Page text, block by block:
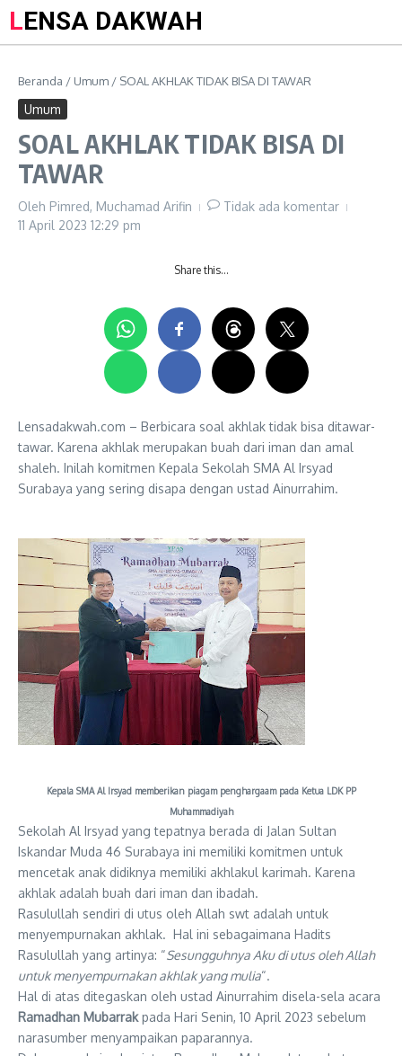
LENSA DAKWAH
Beranda / Umum / SOAL AKHLAK TIDAK BISA DI TAWAR
Umum
SOAL AKHLAK TIDAK BISA DI
TAWAR
Oleh Pimred, Muchamad Arifin
Tidak ada komentar
11 April 2023 12:29 pm
Share this…
Lensadakwah.com – Berbicara soal akhlak tidak bisa ditawar-
tawar. Karena akhlak merupakan buah dari iman dan amal
shaleh. Inilah komitmen Kepala Sekolah SMA Al Irsyad
Surabaya yang sering disapa dengan ustad Ainurrahim.
Kepala SMA Al Irsyad memberikan piagam penghargaam pada Ketua LDK PP
Muhammadiyah
Sekolah Al Irsyad yang tepatnya berada di Jalan Sultan
Iskandar Muda 46 Surabaya ini memiliki komitmen untuk
mencetak anak didiknya memiliki akhlakul karimah. Karena
akhlak adalah buah dari iman dan ibadah.
Rasulullah sendiri di utus oleh Allah swt adalah untuk
menyempurnakan akhlak. Hal ini sebagaimana Hadits
Rasulullah yang artinya: “Sesungguhnya Aku di utus oleh Allah
untuk menyempurnakan akhlak yang mulia“.
Hal di atas ditegaskan oleh ustad Ainurrahim disela-sela acara
Ramadhan Mubarrakpada Hari Senin, 10 April 2023 sebelum
narasumber menyampaikan paparannya.